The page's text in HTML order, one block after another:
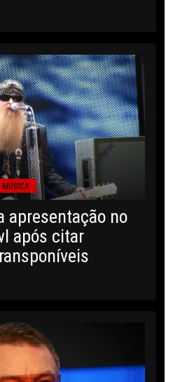
MÚSICA
apresentação no
após citar